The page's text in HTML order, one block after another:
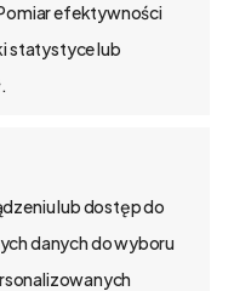
efektywności
statystyce lub
lub dostęp do
danych do wyboru